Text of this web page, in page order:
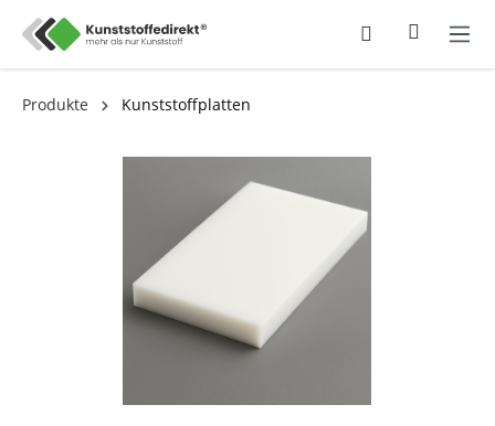
Produkte Kunststoffplatten